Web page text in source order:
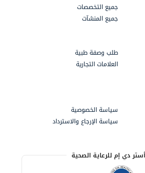
جميع التخصصات
جميع المنشآت
طلب وصفة طبية
العلامات التجارية
سياسة الخصوصية
سياسة الإرجاع والاسترداد
دي إم للرعاية الصحية